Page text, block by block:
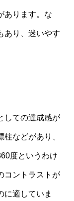
あります。な
あり、迷いやす
しての達成感が
などがあり、
度というわけ
コントラストが
に適していま